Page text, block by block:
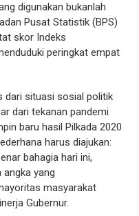
digunakan bukanlah
Pusat Statistik (BPS)
skor Indeks
peringkat empat
dari situasi sosial politik
dari tekanan pandemi
baru hasil Pilkada 2020
harus diajukan:
bahagia hari ini,
yang
masyarakat
Gubernur.